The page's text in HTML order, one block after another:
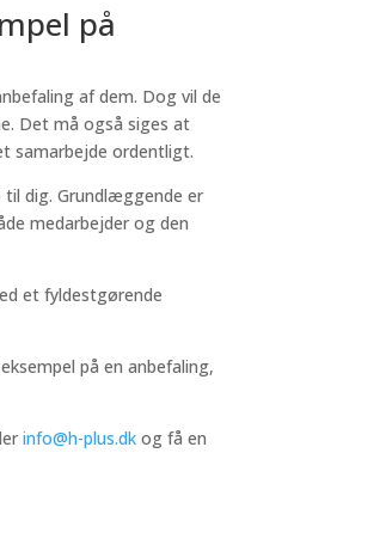
på
af dem. Dog vil de
Det må også siges at
samarbejde ordentligt.
dig. Grundlæggende er
medarbejder og den
et fyldestgørende
på en anbefaling,
info@h-plus.dk og få en